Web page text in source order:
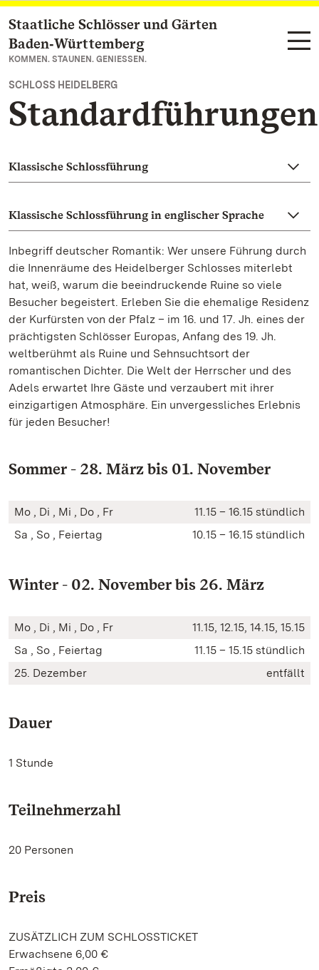
Zum Hauptinhalt springen
Staatliche Schlösser und Gärten
Baden‑Württemberg
KOMMEN. STAUNEN. GENIESSEN.
SCHLOSS HEIDELBERG
Standardführungen
Klassische Schlossführung
Klassische Schlossführung in englischer Sprache
Inbegriff deutscher Romantik: Wer unsere Führung durch
die Innenräume des Heidelberger Schlosses miterlebt
hat, weiß, warum die beeindruckende Ruine so viele
Besucher begeistert. Erleben Sie die ehemalige Residenz
der Kurfürsten von der Pfalz – im 16. und 17. Jh. eines der
prächtigsten Schlösser Europas, Anfang des 19. Jh.
weltberühmt als Ruine und Sehnsuchtsort der
romantischen Dichter. Die Welt der Herrscher und des
Adels erwartet Ihre Gäste und verzaubert mit ihrer
einzigartigen Atmosphäre. Ein unvergessliches Erlebnis
für jeden Besucher!
Sommer - 28. März bis 01. November
Mo , Di , Mi , Do , Fr
11.15 – 16.15 stündlich
Sa , So , Feiertag
10.15 – 16.15 stündlich
Winter - 02. November bis 26. März
Mo , Di , Mi , Do , Fr
11.15, 12.15, 14.15, 15.15
Sa , So , Feiertag
11.15 – 15.15 stündlich
25. Dezember
entfällt
Dauer
1 Stunde
Teilnehmerzahl
20 Personen
Preis
ZUSÄTZLICH ZUM SCHLOSSTICKET
Erwachsene 6,00 €